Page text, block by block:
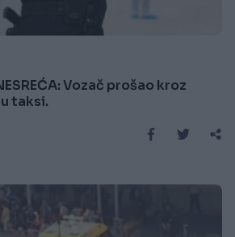
Vozač prošao kroz
taksi.